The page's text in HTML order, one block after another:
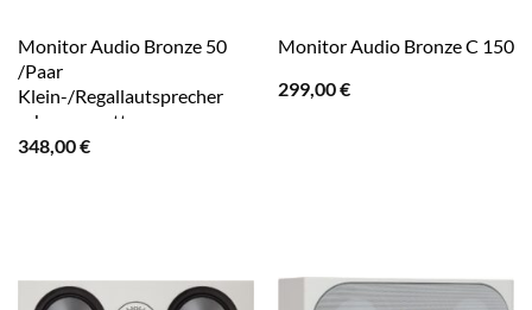
Monitor Audio Bronze 50
/Paar
Klein-/Regallautsprecher
schwarz matt
348,00€
Monitor Audio Bronze C 150
299,00€